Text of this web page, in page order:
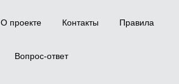
О проекте Контакты Правила
Вопрос-ответ